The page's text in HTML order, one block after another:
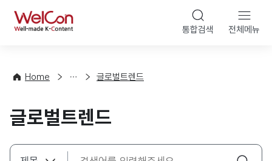
WelCon 통합검색 전체메뉴
Home
향
계
글로벌트렌드
글로벌트렌드